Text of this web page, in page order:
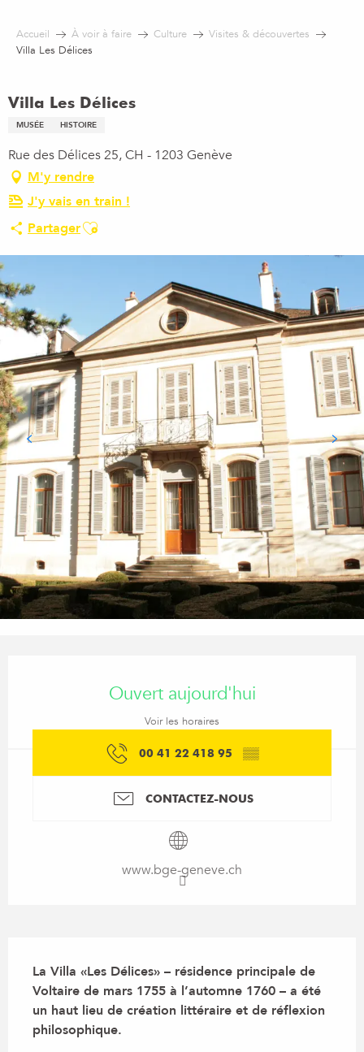
contenu
Accueil À voir à faire Culture
Visites & découvertes
Villa Les Délices
Villa Les Délices
MUSÉE HISTOIRE
Rue des Délices 25, CH - 1203 Genève
M'y rendre
J'y vais en train !
PartagerAjouter aux favoris
Ouvert aujourd'hui
Voir les horaires
00 41 22 418 95 ▒▒
CONTACTEZ-NOUS
www.bge-geneve.ch
La Villa «Les Délices» – résidence principale de
Voltaire de mars 1755 à l’automne 1760 – a été
un haut lieu de création littéraire et de réflexion
philosophique.